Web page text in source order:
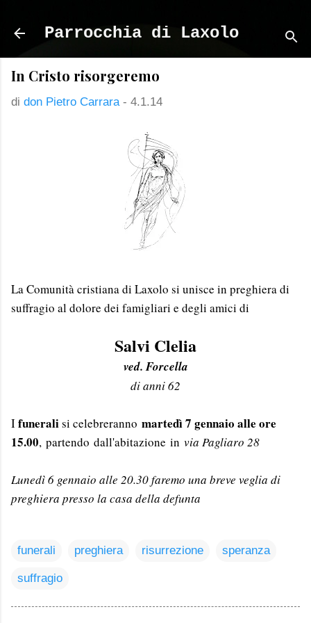
Parrocchia di Laxolo
In Cristo risorgeremo
di don Pietro Carrara - 4.1.14
La Comunità cristiana di Laxolo si unisce in preghiera di
suffragio al dolore dei famigliari e degli amici di
Salvi Clelia
ved. Forcella
di anni 62
Ifuneralisi celebreranno martedì 7 gennaio alle ore
15.00, partendo dall'abitazione in via Pagliaro 28
Lunedì 6 gennaio alle 20.30 faremo una breve veglia di
preghiera presso la casa della defunta
funerali preghiera risurrezione speranza
suffragio